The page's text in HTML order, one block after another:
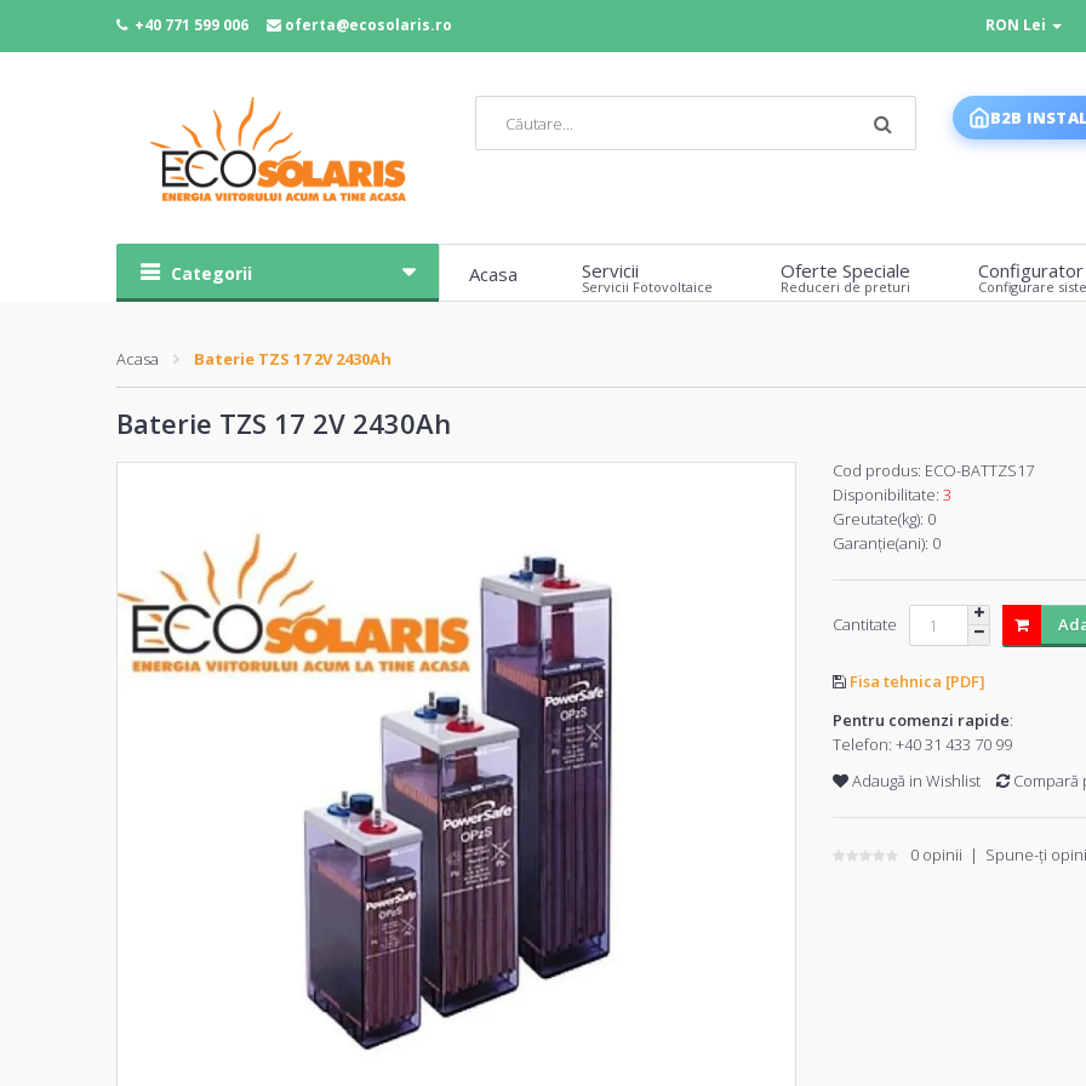
+40 771 599 006 oferta@ecosolaris.ro RON Lei
B2B
Categorii Acasa Servicii
Servicii Fotovoltaice
Oferte Speciale
Reduceri de preturi
Configurator
Configurare
Acasa Baterie TZS 17 2V 2430Ah
Baterie TZS 17 2V 2430Ah
Cod produs: ECO-BATTZS17
Disponibilitate: 3
Greutate(kg): 0
Garanţie(ani): 0
Cantitate
Fisa tehnica [PDF]
Pentru comenzi rapide:
Telefon: +40 31 433 70 99
Adaugă in Wishlist
Compară
0 opinii | Spune-ţi